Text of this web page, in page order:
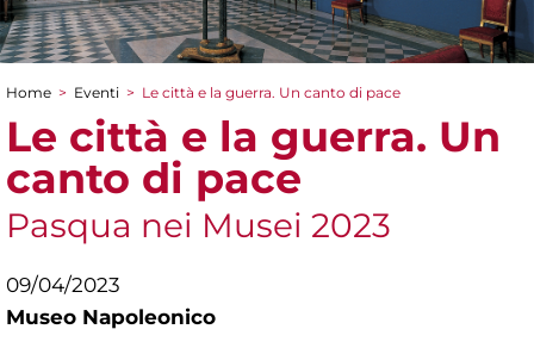
Tu sei qui
Home > Eventi > Le città e la guerra. Un canto di pace
Le città e la guerra. Un
canto di pace
Pasqua nei Musei 2023
09/04/2023
Museo Napoleonico